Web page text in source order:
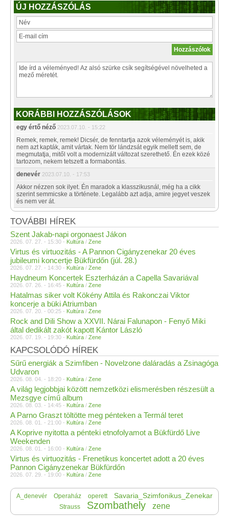
ÚJ HOZZÁSZÓLÁS
KORÁBBI HOZZÁSZÓLÁSOK
egy értő néző 2023.07.10. - 15:22
Remek, remek, remek! Dicsér, de fenntartja azok véleményét is, akik
nem azt kapták, amit vártak. Nem tör lándzsát egyik mellett sem, de
megmutatja, mitől volt a modernizált változat szerethető. Én ezek közé
tartozom, nekem tetszett a formabontás.
denevér 2023.07.10. - 17:53
Akkor nézzen sok ilyet. Én maradok a klasszikusnál, még ha a cikk
szerint semmicske a története. Legalább azt adja, amire jegyet veszek
és nem ver át.
TOVÁBBI HÍREK
Szent Jakab-napi orgonaest Jákon
2026. 07. 27. - 15:30 - Kultúra / Zene
Virtus és virtuozitás - A Pannon Cigányzenekar 20 éves
jubileumi koncertje Bükfürdőn (júl. 28.)
2026. 07. 27. - 14:30 - Kultúra / Zene
Haydneum Koncertek Eszterházán a Capella Savariával
2026. 07. 26. - 16:45 - Kultúra / Zene
Hatalmas siker volt Kökény Attila és Rakonczai Viktor
koncerje a büki Atriumban
2026. 07. 20. - 00:25 - Kultúra / Zene
Rock and Dili Show a XXVII. Nárai Falunapon - Fenyő Miki
által dedikált zakót kapott Kántor László
2026. 07. 19. - 19:30 - Kultúra / Zene
KAPCSOLÓDÓ HÍREK
Sűrű energiák a Szimfiben - Novelzone daláradás a Zsinagóga
Udvaron
2026. 08. 04. - 18:20 - Kultúra / Zene
A világ legjobbjai között nemzetközi elismerésben részesült a
Mezsgye című album
2026. 08. 03. - 14:45 - Kultúra / Zene
A Parno Graszt töltötte meg pénteken a Termál teret
2026. 08. 01. - 21:00 - Kultúra / Zene
A Koprive nyitotta a pénteki etnofolyamot a Bükfürdő Live
Weekenden
2026. 08. 01. - 16:00 - Kultúra / Zene
Virtus és virtuozitás - Frenetikus koncertet adott a 20 éves
Pannon Cigányzenekar Bükfürdőn
2026. 07. 29. - 19:00 - Kultúra / Zene
A_denevér Operaház operett Savaria_Szimfonikus_Zenekar
Strauss Szombathely zene